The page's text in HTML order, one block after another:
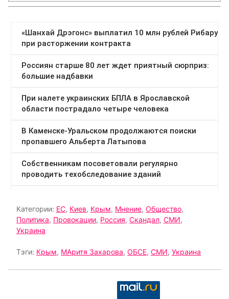
Категории: ЕС, Киев, Крым, Мнение, Общество,
Политика, Провокации, Россия, Скандал, СМИ,
Украина
Тэги: Крым, МАритя Захарова, ОБСЕ, СМИ, Украина